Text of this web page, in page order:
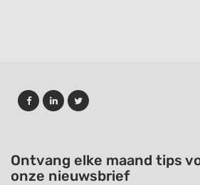
Ontvang elke maand tips
onze nieuwsbrief